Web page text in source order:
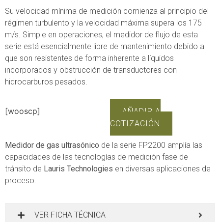
Su velocidad mínima de medición comienza al principio del
régimen turbulento y la velocidad máxima supera los 175
m/s. Simple en operaciones, el medidor de flujo de esta
serie está esencialmente libre de mantenimiento debido a
que son resistentes de forma inherente a líquidos
incorporados y obstrucción de transductores con
hidrocarburos pesados.
[wooscp]
AÑADIR A
COTIZACIÓN
Medidor de gas ultrasónico de la serie FP2200 amplía las
capacidades de las tecnologías de medición fase de
tránsito de Lauris Technologies en diversas aplicaciones de
proceso.
VER FICHA TÉCNICA